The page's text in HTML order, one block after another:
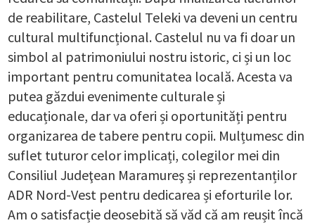
de reabilitare, Castelul Teleki va deveni un centru
cultural multifuncțional. Castelul nu va fi doar un
simbol al patrimoniului nostru istoric, ci și un loc
important pentru comunitatea locală. Acesta va
putea găzdui evenimente culturale și
educaționale, dar va oferi și oportunități pentru
organizarea de tabere pentru copii. Mulțumesc din
suflet tuturor celor implicați, colegilor mei din
Consiliul Judeţean Maramureş și reprezentanților
ADR Nord-Vest pentru dedicarea și eforturile lor.
Am o satisfacție deosebită să văd că am reușit încă